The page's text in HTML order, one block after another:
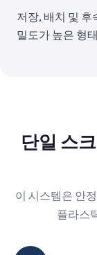
저장, 배치 및
밀도가 높은 형
단일 스
이 시스템은 안
플라스